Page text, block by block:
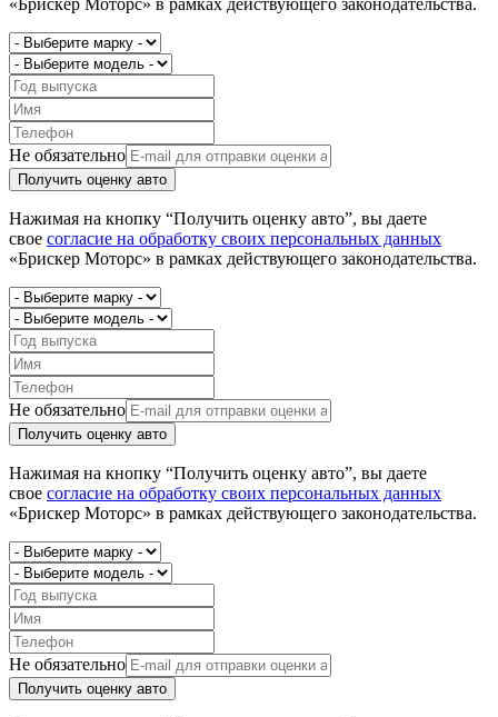
«Брискер Моторс» в рамках действующего законодательства.
Не обязательно
Получить оценку авто
Нажимая на кнопку “Получить оценку авто”, вы даете
свое согласие на обработку своих персональных данных
«Брискер Моторс» в рамках действующего законодательства.
Не обязательно
Получить оценку авто
Нажимая на кнопку “Получить оценку авто”, вы даете
свое согласие на обработку своих персональных данных
«Брискер Моторс» в рамках действующего законодательства.
Не обязательно
Получить оценку авто